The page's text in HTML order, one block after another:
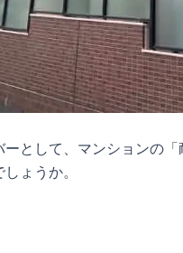
として、マンションの
ょうか。